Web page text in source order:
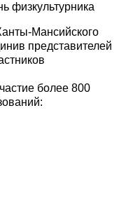
физкультурника
Мансийского
представителей
более 800